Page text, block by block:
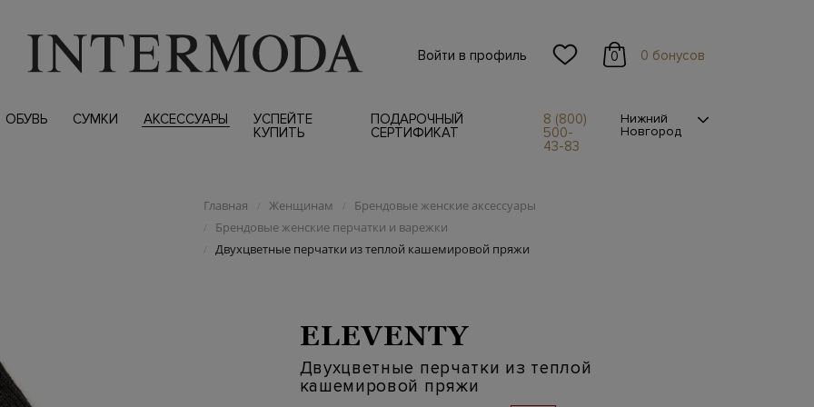
Войти в профиль 0 0 бонусов
ОБУВЬ СУМКИ АКСЕССУАРЫ
УСПЕЙТЕ
КУПИТЬ
ПОДАРОЧНЫЙ
СЕРТИФИКАТ
8 (800)
500-
43-83
Нижний
Новгород
Главная / Женщинам / Брендовые женские аксессуары
/ Брендовые женские перчатки и варежки
/ Двухцветные перчатки из теплой кашемировой пряжи
ELEVENTY
Двухцветные перчатки из теплой
кашемировой пряжи